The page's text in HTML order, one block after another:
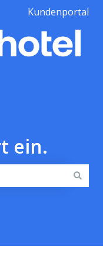
anzeigen
Kundenportal
ein.